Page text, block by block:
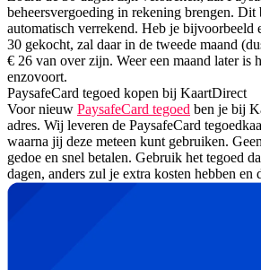
beheersvergoeding in rekening brengen. Dit
automatisch verrekend. Heb je bijvoorbeeld
30 gekocht, zal daar in de tweede maand
€ 26 van over zijn. Weer een maand later is
enzovoort.
PaysafeCard tegoed kopen bij KaartDirect
Voor nieuw PaysafeCard tegoed ben je bij
adres. Wij leveren de PaysafeCard
waarna jij deze meteen kunt gebruiken.
gedoe en snel betalen. Gebruik het tegoed
dagen, anders zul je extra kosten hebben en